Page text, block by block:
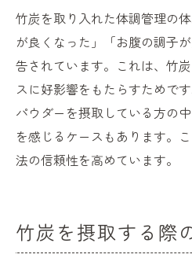
竹炭を取り入れた体調管理の
が良くなった」「お腹の調子
告されています。これは、竹
スに好影響をもたらすためで
パウダーを摂取している方の
を感じるケースもあります。
法の信頼性を高めています。
竹炭を摂取する際